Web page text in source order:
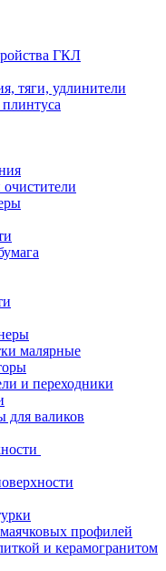
ГКЛ
тяги, удлинители
малярные
и переходники
для валиков
профилей
и керамогранитом